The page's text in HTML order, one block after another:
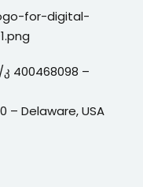
400468098 –
– Delaware, USA